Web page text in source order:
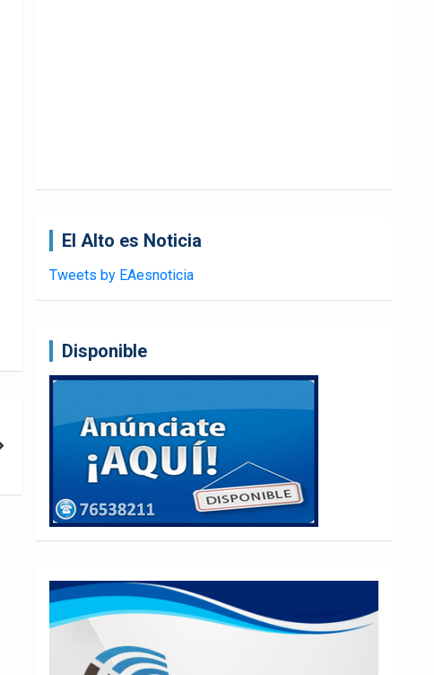
El Alto es Noticia
Tweets by EAesnoticia
Disponible